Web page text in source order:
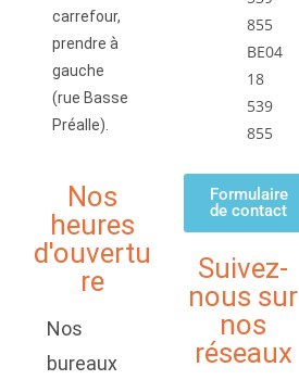
carrefour,
prendre à
gauche
(rue Basse
Préalle).
Nos
heures
d'ouvertu
re
Nos
bureaux
855
BE04
18
539
855
Formulaire
de contact
Suivez-
nous sur
nos
réseaux